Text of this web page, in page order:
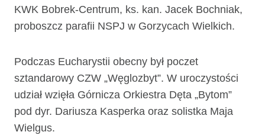
KWK Bobrek-Centrum, ks. kan. Jacek Bochniak,
proboszcz parafii NSPJ w Gorzycach Wielkich.
Podczas Eucharystii obecny był poczet
sztandarowy CZW „Węglozbyt”. W uroczystości
udział wzięła Górnicza Orkiestra Dęta „Bytom”
pod dyr. Dariusza Kasperka oraz solistka Maja
Wielgus.